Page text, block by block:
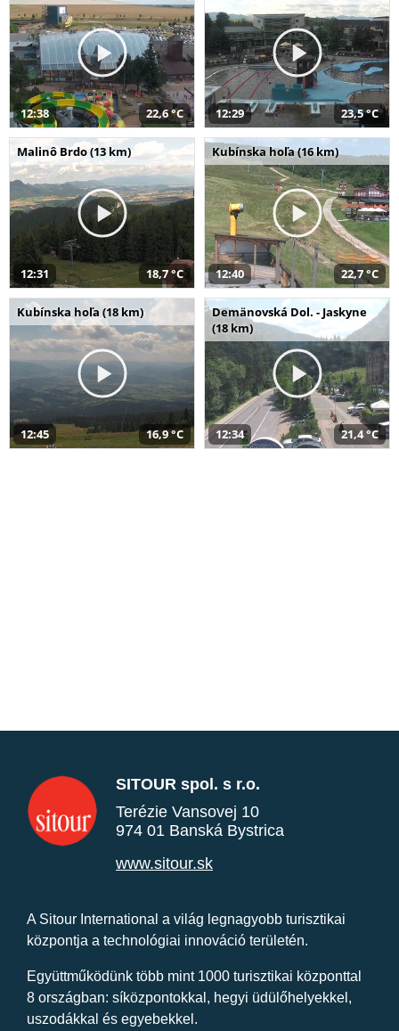
12:38 22,6 °C 12:29 23,5 °C
Malinô Brdo (13 km)
12:31 18,7 °C
Kubínska hoľa (16 km)
12:40 22,7 °C
Kubínska hoľa (18 km)
12:45 16,9 °C
Demänovská Dol. - Jaskyne
(18 km)
12:34 21,4 °C
SITOUR spol. s r.o.
Terézie Vansovej 10
974 01 Banská Bystrica
www.sitour.sk
A Sitour International a világ legnagyobb turisztikai
központja a technológiai innováció területén.
Együttműködünk több mint 1000 turisztikai központtal
8 országban: síközpontokkal, hegyi üdülőhelyekkel,
uszodákkal és egyebekkel.